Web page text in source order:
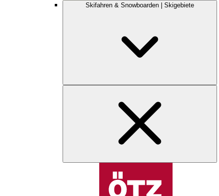
Skifahren & Snowboarden | Skigebiete